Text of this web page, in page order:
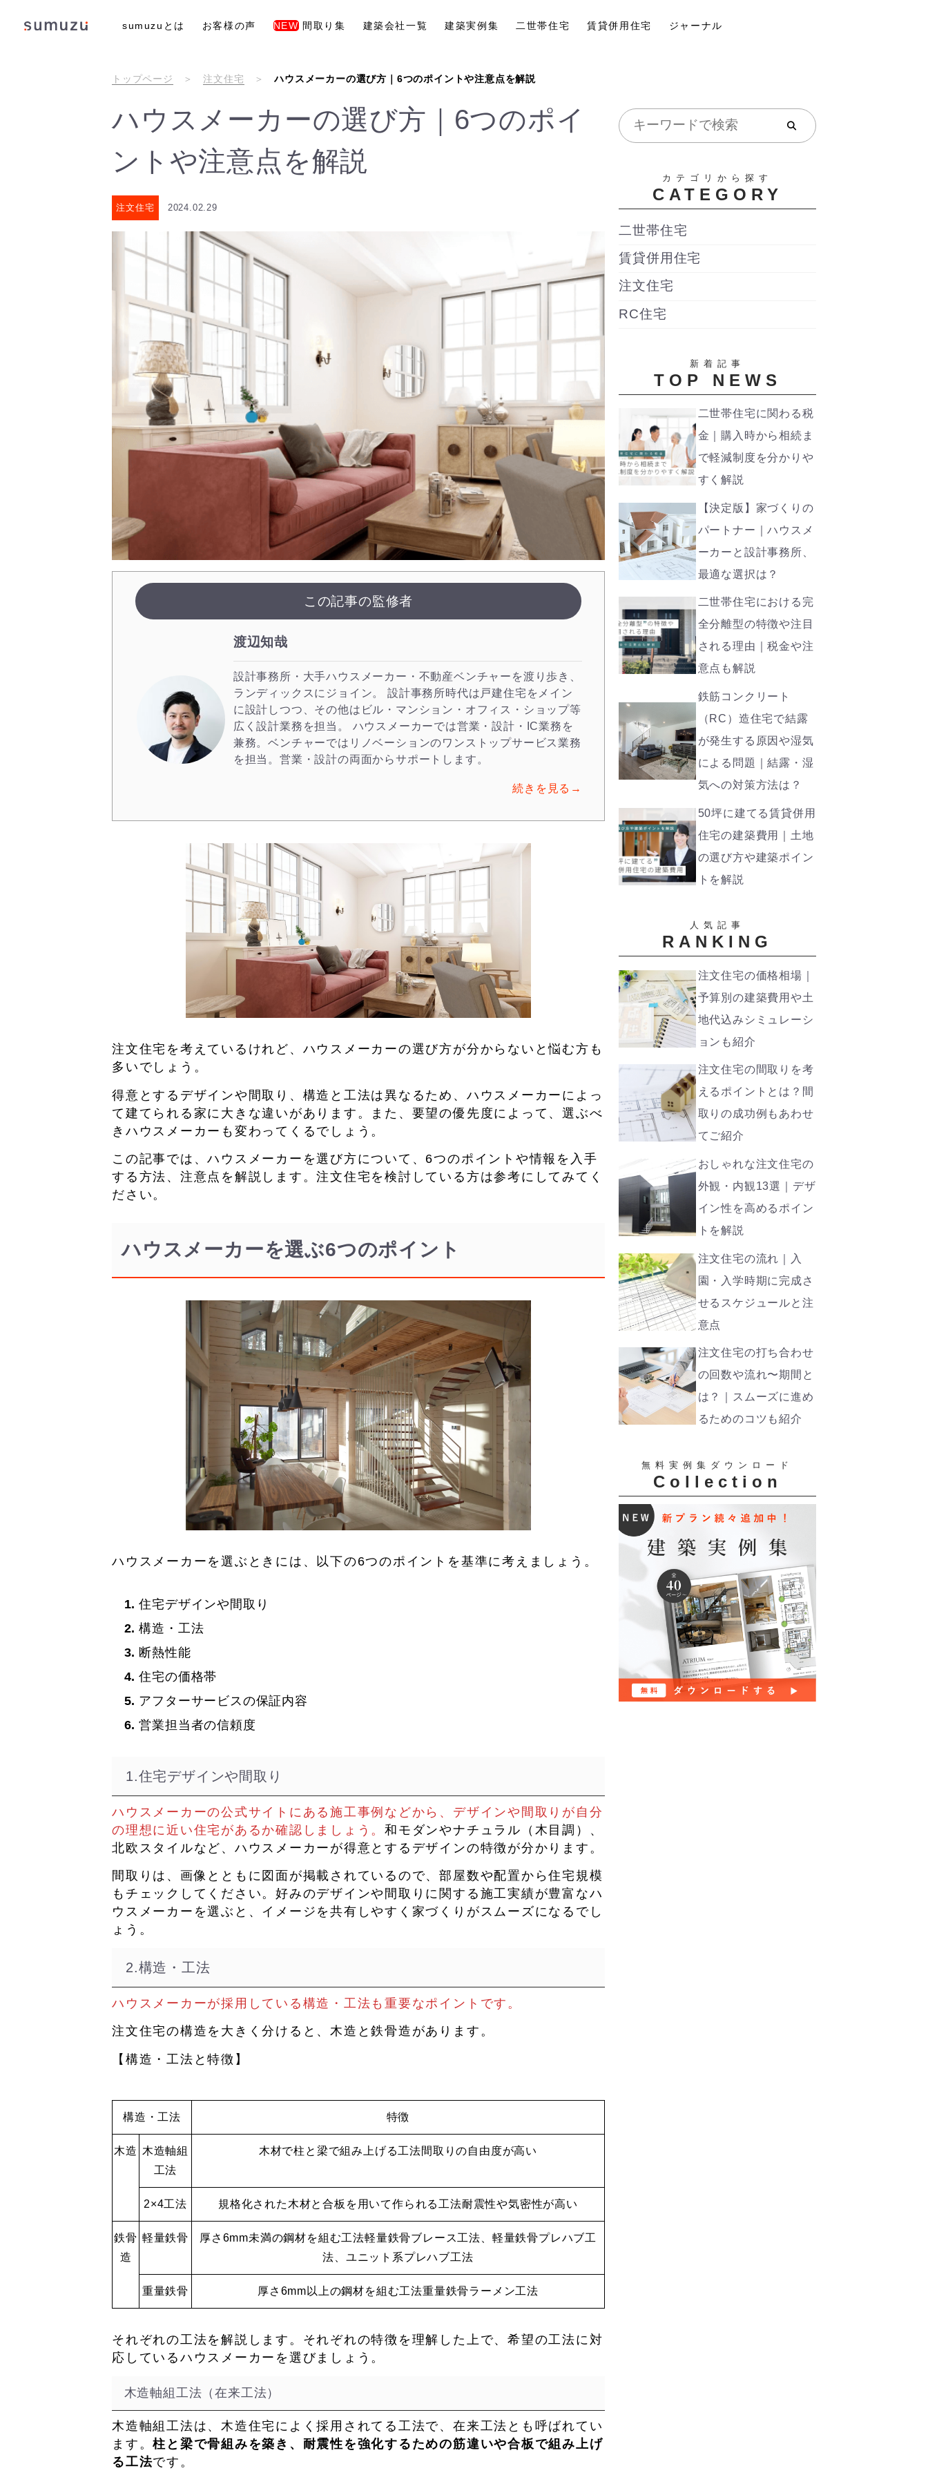
sumuzuとは お客様の声 NEW間取り集 建築会社一覧 建築実例集 二世帯住宅 賃貸併用住宅 ジャーナル
トップページ 注文住宅 ハウスメーカーの選び方｜6つのポイントや注意点を解説
ハウスメーカーの選び方｜6つのポイ
ントや注意点を解説
注文住宅 2024.02.29
この記事の監修者
渡辺知哉
設計事務所・大手ハウスメーカー・不動産ベンチャーを渡り歩き、
ランディックスにジョイン。 設計事務所時代は戸建住宅をメイン
に設計しつつ、その他はビル・マンション・オフィス・ショップ等
広く設計業務を担当。 ハウスメーカーでは営業・設計・IC業務を
兼務。ベンチャーではリノベーションのワンストップサービス業務
を担当。営業・設計の両面からサポートします。
続きを見る→
注文住宅を考えているけれど、ハウスメーカーの選び方が分からないと悩む方も
多いでしょう。
得意とするデザインや間取り、構造と工法は異なるため、ハウスメーカーによっ
て建てられる家に大きな違いがあります。また、要望の優先度によって、選ぶべ
きハウスメーカーも変わってくるでしょう。
この記事では、ハウスメーカーを選び方について、6つのポイントや情報を入手
する方法、注意点を解説します。注文住宅を検討している方は参考にしてみてく
ださい。
ハウスメーカーを選ぶ6つのポイント
ハウスメーカーを選ぶときには、以下の6つのポイントを基準に考えましょう。
住宅デザインや間取り
構造・工法
断熱性能
住宅の価格帯
アフターサービスの保証内容
営業担当者の信頼度
1.住宅デザインや間取り
ハウスメーカーの公式サイトにある施工事例などから、デザインや間取りが自分
の理想に近い住宅があるか確認しましょう。和モダンやナチュラル（木目調）、
北欧スタイルなど、ハウスメーカーが得意とするデザインの特徴が分かります。
間取りは、画像とともに図面が掲載されているので、部屋数や配置から住宅規模
もチェックしてください。好みのデザインや間取りに関する施工実績が豊富なハ
ウスメーカーを選ぶと、イメージを共有しやすく家づくりがスムーズになるでし
ょう。
2.構造・工法
ハウスメーカーが採用している構造・工法も重要なポイントです。
注文住宅の構造を大きく分けると、木造と鉄骨造があります。
【構造・工法と特徴】
構造・工法 特徴
木造 木造軸組
工法
木材で柱と梁で組み上げる工法間取りの自由度が高い
2×4工法 規格化された木材と合板を用いて作られる工法耐震性や気密性が高い
鉄骨
造
軽量鉄骨
厚さ6mm未満の鋼材を組む工法軽量鉄骨ブレース工法、軽量鉄骨プレハブ工
法、ユニット系プレハブ工法
重量鉄骨 厚さ6mm以上の鋼材を組む工法重量鉄骨ラーメン工法
それぞれの工法を解説します。それぞれの特徴を理解した上で、希望の工法に対
応しているハウスメーカーを選びましょう。
木造軸組工法（在来工法）
木造軸組工法は、木造住宅によく採用されてる工法で、在来工法とも呼ばれてい
ます。柱と梁で骨組みを築き、耐震性を強化するための筋違いや合板で組み上げ
る工法です。
カテゴリから探す
CATEGORY
二世帯住宅
賃貸併用住宅
注文住宅
RC住宅
新着記事
TOP NEWS
二世帯住宅に関わる税
金｜購入時から相続ま
で軽減制度を分かりや
すく解説
【決定版】家づくりの
パートナー｜ハウスメ
ーカーと設計事務所、
最適な選択は？
二世帯住宅における完
全分離型の特徴や注目
される理由｜税金や注
意点も解説
鉄筋コンクリート
（RC）造住宅で結露
が発生する原因や湿気
による問題｜結露・湿
気への対策方法は？
50坪に建てる賃貸併用
住宅の建築費用｜土地
の選び方や建築ポイン
トを解説
人気記事
RANKING
注文住宅の価格相場｜
予算別の建築費用や土
地代込みシミュレーシ
ョンも紹介
注文住宅の間取りを考
えるポイントとは？間
取りの成功例もあわせ
てご紹介
おしゃれな注文住宅の
外観・内観13選｜デザ
イン性を高めるポイン
トを解説
注文住宅の流れ｜入
園・入学時期に完成さ
せるスケジュールと注
意点
注文住宅の打ち合わせ
の回数や流れ〜期間と
は？｜スムーズに進め
るためのコツも紹介
無料実例集ダウンロード
Collection